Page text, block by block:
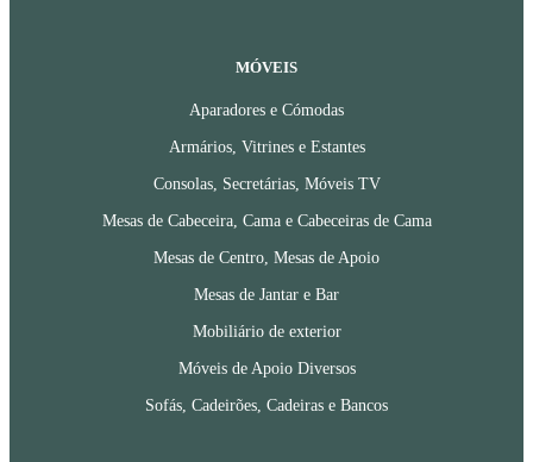
MÓVEIS
Aparadores e Cómodas
Armários, Vitrines e Estantes
Consolas, Secretárias, Móveis TV
Mesas de Cabeceira, Cama e Cabeceiras de Cama
Mesas de Centro, Mesas de Apoio
Mesas de Jantar e Bar
Mobiliário de exterior
Móveis de Apoio Diversos
Sofás, Cadeirões, Cadeiras e Bancos